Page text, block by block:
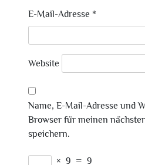
E-Mail-Adresse *
Website
Name, E-Mail-Adresse und
Browser für meinen
speichern.
× 9 = 9